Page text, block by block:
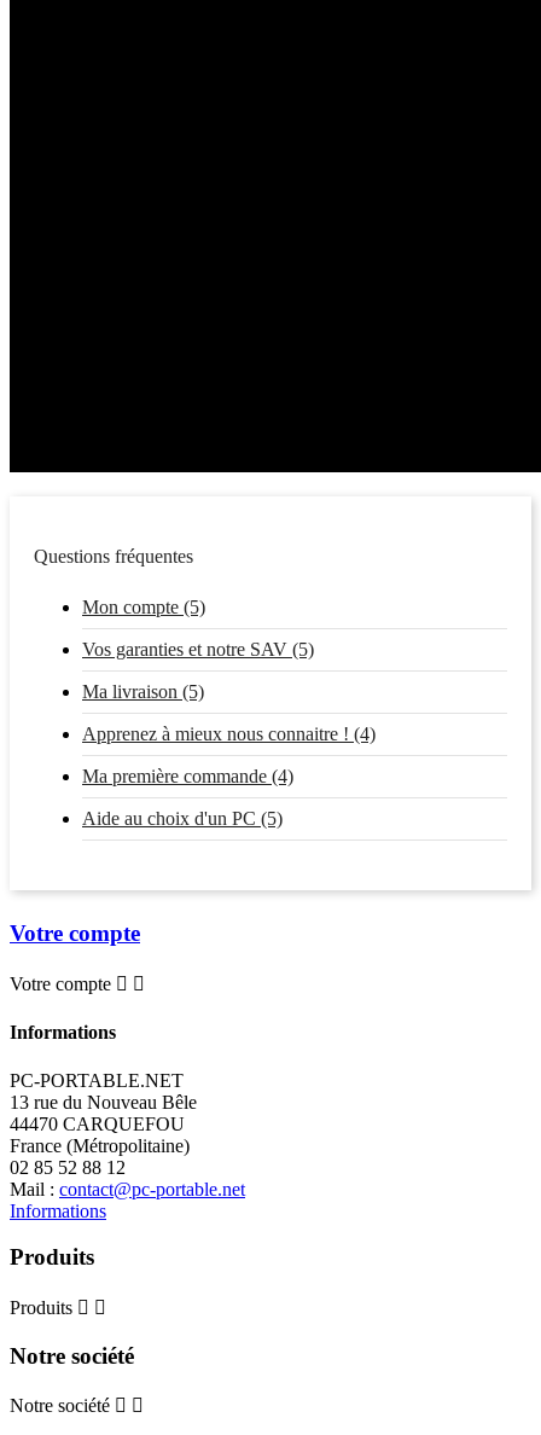
Questions fréquentes
Mon compte (5)
Vos garanties et notre SAV (5)
Ma livraison (5)
Apprenez à mieux nous connaitre ! (4)
Ma première commande (4)
Aide au choix d'un PC (5)
Votre compte
Votre compte  
Informations
PC-PORTABLE.NET
13 rue du Nouveau Bêle
44470 CARQUEFOU
France (Métropolitaine)
02 85 52 88 12
Mail : contact@pc-portable.net
Informations
Produits
Produits  
Notre société
Notre société  